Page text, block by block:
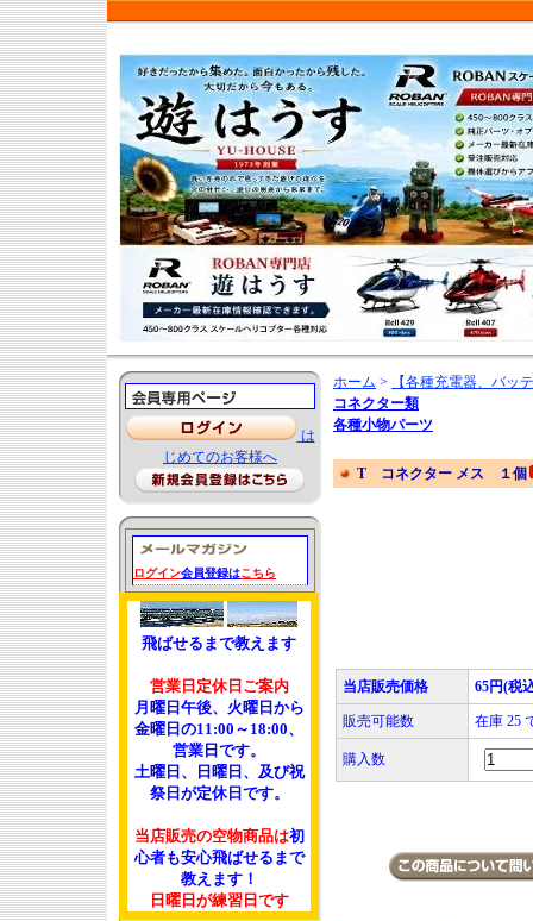
は
じめてのお客様へ
ログイン会員登録はこちら
飛ばせるまで教えます
営業日定休日ご案内
月曜日午後、火曜日から
金曜日の11:00～18:00、
営業日です。
土曜日、日曜日、及び祝
祭日が定休日です。
当店販売の空物商品は初
心者も安心飛ばせるまで
教えます！
日曜日が練習日です
ホーム >
【各種充電器、バッ
コネクター類
各種小物パーツ
T コネクター メス １個
当店販売価格 65円(税
販売可能数 在庫 25
購入数